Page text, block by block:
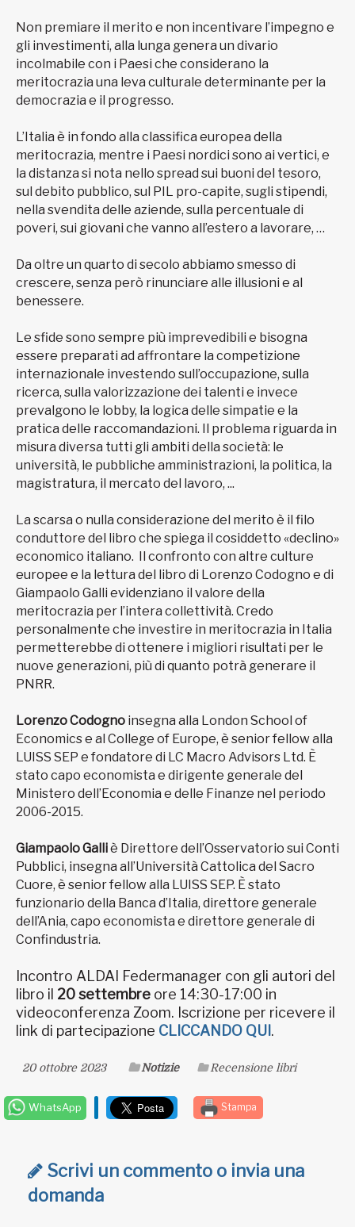
Non premiare il merito e non incentivare l’impegno e
gli investimenti, alla lunga genera un divario
incolmabile con i Paesi che considerano la
meritocrazia una leva culturale determinante per la
democrazia e il progresso.
L’Italia è in fondo alla classifica europea della
meritocrazia, mentre i Paesi nordici sono ai vertici, e
la distanza si nota nello spread sui buoni del tesoro,
sul debito pubblico, sul PIL pro-capite, sugli stipendi,
nella svendita delle aziende, sulla percentuale di
poveri, sui giovani che vanno all’estero a lavorare, …
Da oltre un quarto di secolo abbiamo smesso di
crescere, senza però rinunciare alle illusioni e al
benessere.
Le sfide sono sempre più imprevedibili e bisogna
essere preparati ad affrontare la competizione
internazionale investendo sull’occupazione, sulla
ricerca, sulla valorizzazione dei talenti e invece
prevalgono le lobby, la logica delle simpatie e la
pratica delle raccomandazioni. Il problema riguarda in
misura diversa tutti gli ambiti della società: le
università, le pubbliche amministrazioni, la politica, la
magistratura, il mercato del lavoro, ...
La scarsa o nulla considerazione del merito è il filo
conduttore del libro che spiega il cosiddetto «declino»
economico italiano. Il confronto con altre culture
europee e la lettura del libro di Lorenzo Codogno e di
Giampaolo Galli evidenziano il valore della
meritocrazia per l’intera collettività. Credo
personalmente che investire in meritocrazia in Italia
permetterebbe di ottenere i migliori risultati per le
nuove generazioni, più di quanto potrà generare il
PNRR.
Lorenzo Codogno insegna alla London School of
Economics e al College of Europe, è senior fellow alla
LUISS SEP e fondatore di LC Macro Advisors Ltd. È
stato capo economista e dirigente generale del
Ministero dell’Economia e delle Finanze nel periodo
2006-2015.
Giampaolo Galliè Direttore dell’Osservatorio sui Conti
Pubblici, insegna all’Università Cattolica del Sacro
Cuore, è senior fellow alla LUISS SEP. È stato
funzionario della Banca d’Italia, direttore generale
dell’Ania, capo economista e direttore generale di
Confindustria.
Incontro ALDAI Federmanager con gli autori del
libro il 20 settembre ore 14:30-17:00 in
videoconferenza Zoom. Iscrizione per ricevere il
link di partecipazione CLICCANDO QUI .
20 ottobre 2023 Notizie Recensione libri
WhatsApp Stampa
Scrivi un commento o invia una
domanda